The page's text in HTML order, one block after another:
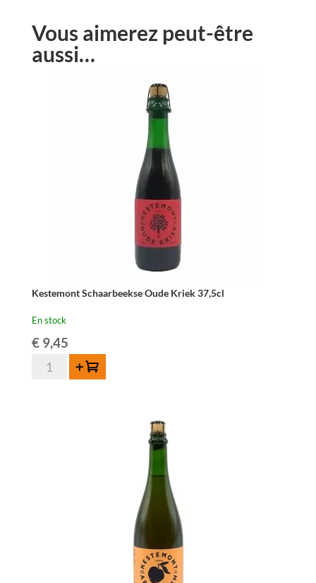
Vous aimerez peut-être
aussi…
Kestemont Schaarbeekse Oude Kriek 37,5cl
En stock
€9,45
quantité
Ajouter au panier